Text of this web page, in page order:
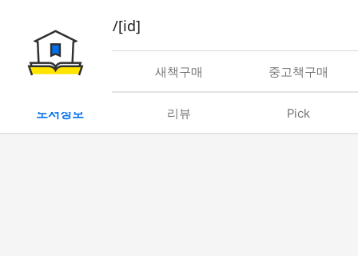
book/rent/[id]
대여 새책구매 중고책구매
도서정보 리뷰 Pick